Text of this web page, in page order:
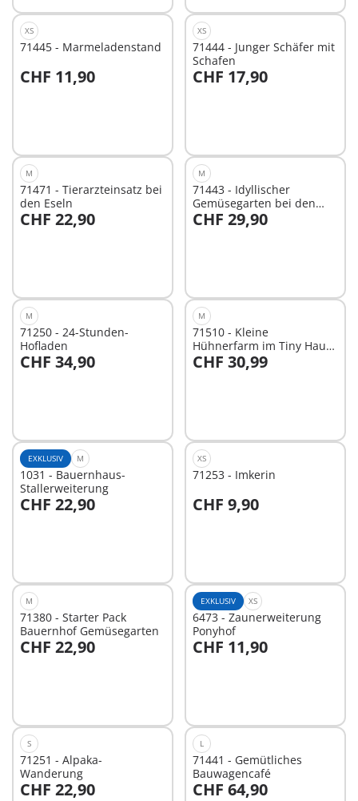
XS
71445 - Marmeladenstand
CHF 11,90
In den Warenkorb
XS
71444 - Junger Schäfer mit
Schafen
CHF 17,90
In den Warenkorb
M
71471 - Tierarzteinsatz bei
den Eseln
CHF 22,90
In den Warenkorb
M
71443 - Idyllischer
Gemüsegarten bei den
Großeltern
CHF 29,90
In den Warenkorb
M
71250 - 24-Stunden-
Hofladen
CHF 34,90
In den Warenkorb
M
71510 - Kleine
Hühnerfarm im Tiny Haus
Garten
CHF 30,99
In den Warenkorb
EXKLUSIV M
1031 - Bauernhaus-
Stallerweiterung
CHF 22,90
In den Warenkorb
XS
71253 - Imkerin
CHF 9,90
In den Warenkorb
M
71380 - Starter Pack
Bauernhof Gemüsegarten
CHF 22,90
In den Warenkorb
EXKLUSIV XS
6473 - Zaunerweiterung
Ponyhof
CHF 11,90
S
71251 - Alpaka-
Wanderung
CHF 22,90
L
71441 - Gemütliches
Bauwagencafé
CHF 64,90